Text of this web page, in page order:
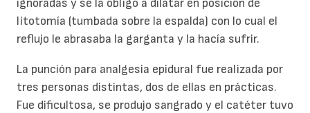
ignoradas y se la obligó a dilatar en posición de
litotomía (tumbada sobre la espalda) con lo cual el
reflujo le abrasaba la garganta y la hacía sufrir.
La punción para analgesia epidural fue realizada por
tres personas distintas, dos de ellas en prácticas.
Fue dificultosa, se produjo sangrado y el catéter tuvo